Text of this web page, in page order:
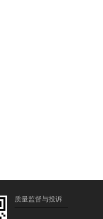
质量监督与投诉